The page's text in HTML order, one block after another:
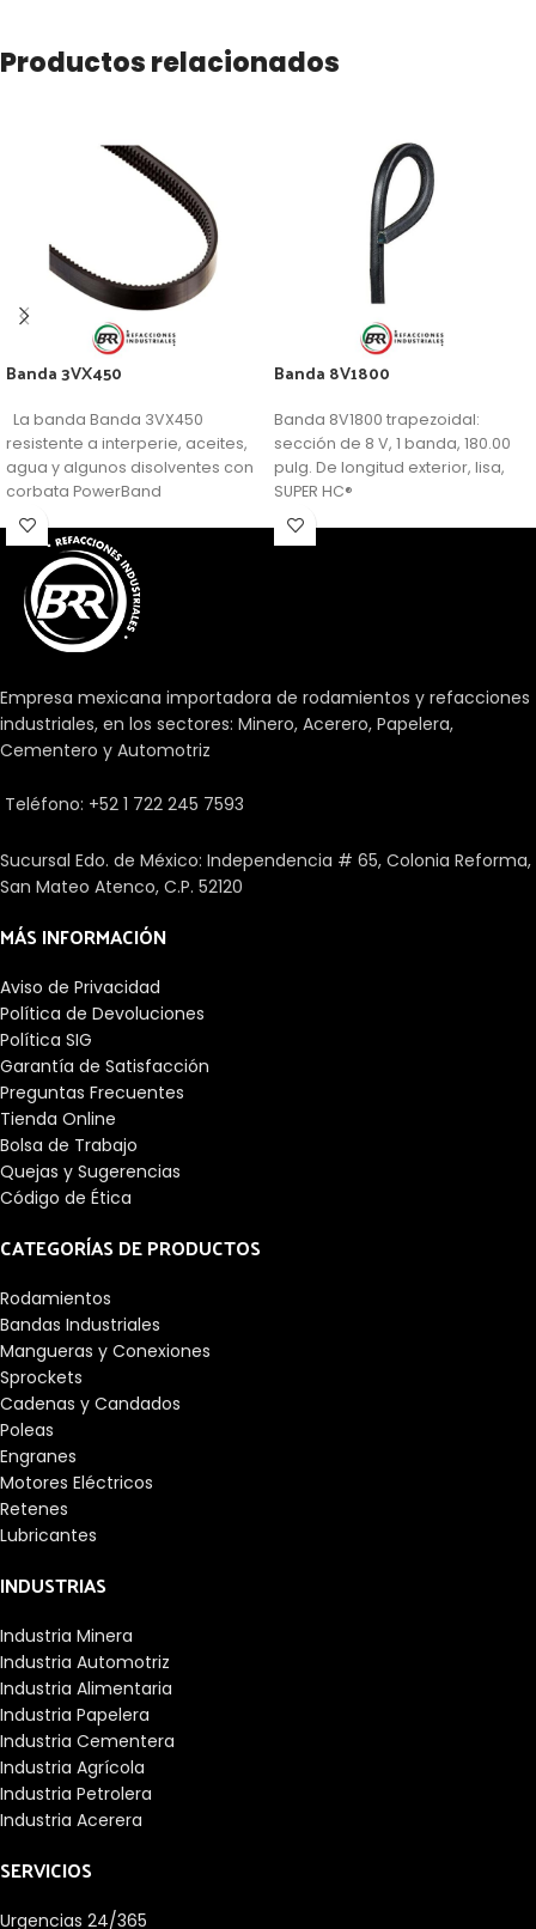
Productos relacionados
Banda 3VX450
La banda Banda 3VX450
resistente a interperie, aceites,
agua y algunos disolventes con
corbata PowerBand
Banda 8V1800
Banda 8V1800 trapezoidal:
sección de 8 V, 1 banda, 180.00
pulg. De longitud exterior, lisa,
SUPER HC®
Empresa mexicana importadora de rodamientos y refacciones
industriales, en los sectores: Minero, Acerero, Papelera,
Cementero y Automotriz
Teléfono: +52 1 722 245 7593
Sucursal Edo. de México: Independencia # 65, Colonia Reforma,
San Mateo Atenco, C.P. 52120
MÁS INFORMACIÓN
Aviso de Privacidad
Política de Devoluciones
Política SIG
Garantía de Satisfacción
Preguntas Frecuentes
Tienda Online
Bolsa de Trabajo
Quejas y Sugerencias
Código de Ética
CATEGORÍAS DE PRODUCTOS
Rodamientos
Bandas Industriales
Mangueras y Conexiones
Sprockets
Cadenas y Candados
Poleas
Engranes
Motores Eléctricos
Retenes
Lubricantes
INDUSTRIAS
Industria Minera
Industria Automotriz
Industria Alimentaria
Industria Papelera
Industria Cementera
Industria Agrícola
Industria Petrolera
Industria Acerera
SERVICIOS
Urgencias 24/365